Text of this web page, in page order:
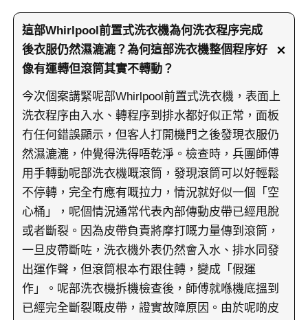
這部Whirlpool前置式洗衣機為何洗衣程序完成
後衣服仍然濕漉漉？為何這部洗衣機整個程序好
像有運轉但滾筒其實不轉動？
今次個案講緊呢部Whirlpool前置式洗衣機，表面上
洗衣程序由入水、轉程序到排水都好似正常，面板
冇任何錯誤顯示，但客人打開機門之後發現衣服仍
然濕漉漉，仲覺得洗得唔乾淨。檢查時，兵團師傅
用手轉動呢部洗衣機嘅滾筒，發現滾筒可以好輕鬆
不停轉，完全冇應有嘅拉力，情況就好似一個「空
心桶」，呢個情況通常代表內部傳動皮帶已經甩脫
或者斷裂。因為皮帶負責將摩打嘅力量傳到滾筒，
一旦皮帶斷咗，洗衣機外表仍然會入水、排水同發
出運作聲，但滾筒根本冇跟住轉，變成「假運
作」。呢部洗衣機拆機檢查後，師傅就喺機底搵到
已經完全斷裂嘅皮帶，證實故障原因。由於呢啲皮